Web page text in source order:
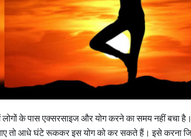
के पास एक्सरसाइज और योग करने का समय नहीं बचा
आधे घंटे रूककर इस योग को कर सकते हैं। इसे करना